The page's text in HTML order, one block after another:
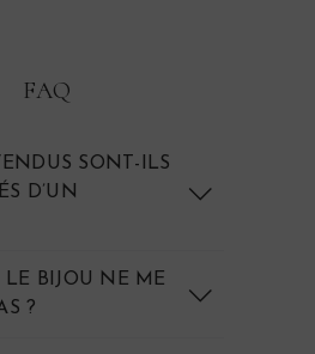
FAQ
SONT-ILS
D’UN
LE BIJOU NE ME
?